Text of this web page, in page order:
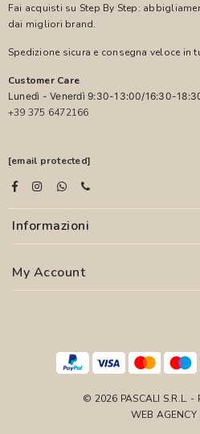
Fai acquisti su Step By Step:
dai migliori brand.
Spedizione sicura e consegna veloce in
Customer Care
Lunedì - Venerdì 9:30-13:00/16:30-
+39 375 6472166
[email protected]
Informazioni
My Account
© 2026 PASCALI S.R.L. -
WEB AGENCY